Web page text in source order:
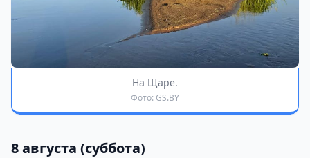
На Щаре.
Фото: GS.BY
8 августа (суббота)